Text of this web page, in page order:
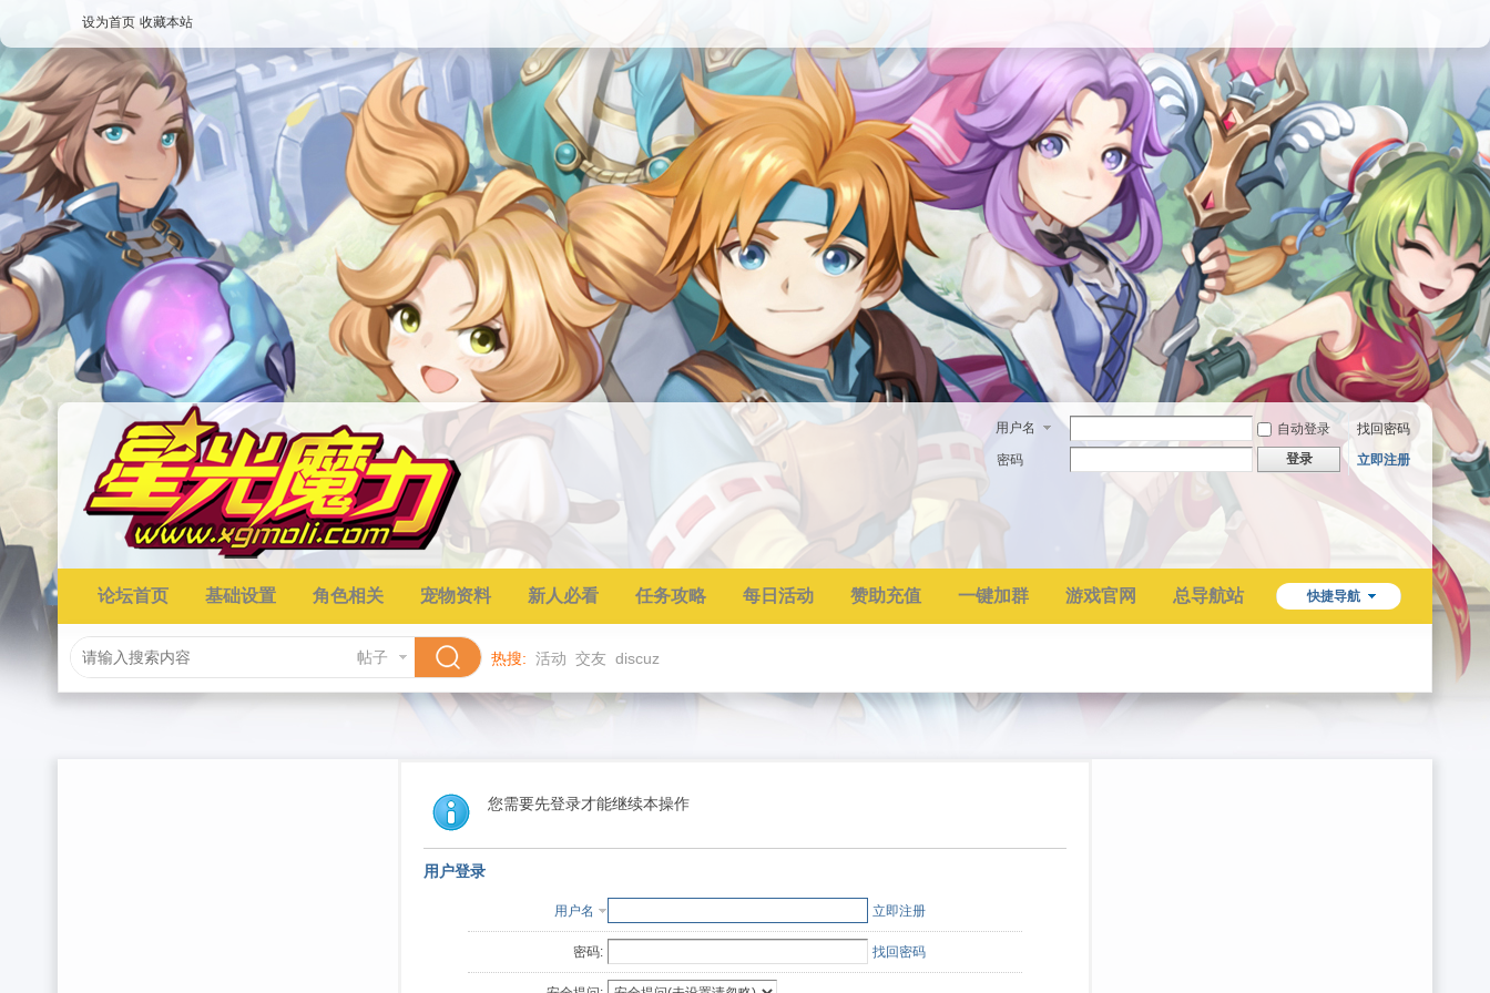
设为首页 收藏本站
用户名 自动登录
找回密码
密码
登录 立即注册
快捷导航
论坛首页 基础设置 角色相关 宠物资料 新人必看 任务攻略 每日活动 赞助充值 一键加群 游戏官网 总导航站
帖子 热搜: 活动 交友 discuz
您需要先登录才能继续本操作
用户登录
用户名 立即注册
密码: 找回密码